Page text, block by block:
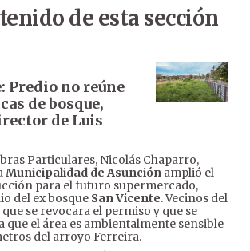
de esta sección
Predio no reúne
de bosque,
de Luis
Particulares, Nicolás Chaparro,
Municipalidad de Asunción amplió el
para el futuro supermercado,
del ex bosque San Vicente. Vecinos del
se revocara el permiso y que se
que el área es ambientalmente sensible
del arroyo Ferreira.